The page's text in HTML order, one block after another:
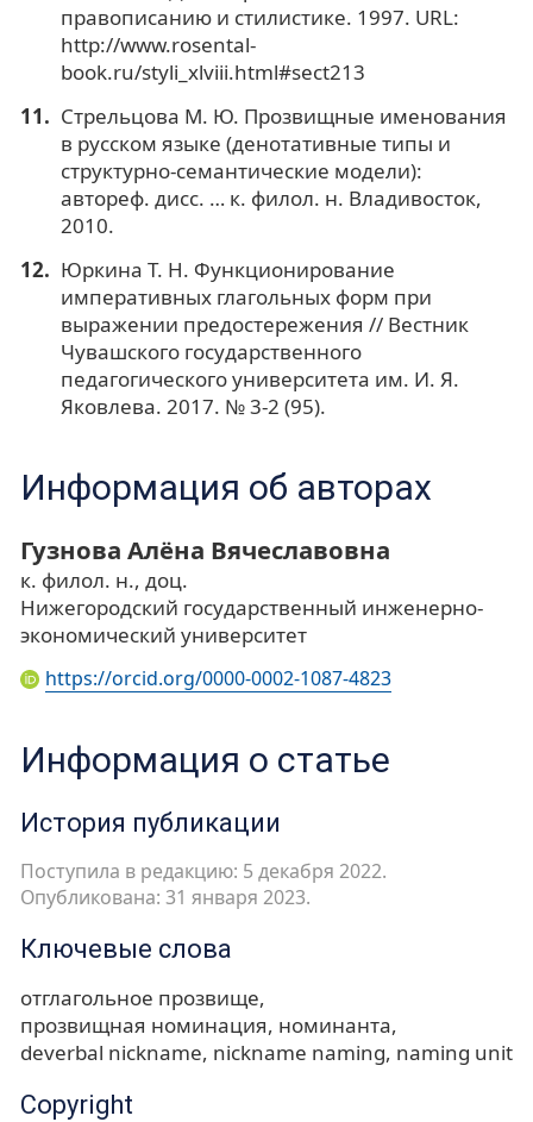
правописанию и стилистике. 1997. URL:
http://www.rosental-
book.ru/styli_xlviii.html#sect213
Стрельцова М. Ю. Прозвищные именования
в русском языке (денотативные типы и
структурно-семантические модели):
автореф. дисс. … к. филол. н. Владивосток,
2010.
Юркина Т. Н. Функционирование
императивных глагольных форм при
выражении предостережения // Вестник
Чувашского государственного
педагогического университета им. И. Я.
Яковлева. 2017. № 3-2 (95).
Информация об авторах
Гузнова Алёна Вячеславовна
к. филол. н., доц.
Нижегородский государственный инженерно-
экономический университет
https://orcid.org/0000-0002-1087-4823
Информация о статье
История публикации
Поступила в редакцию: 5 декабря 2022.
Опубликована: 31 января 2023.
Ключевые слова
отглагольное прозвище
прозвищная номинация номинанта
deverbal nickname nickname naming naming unit
Copyright